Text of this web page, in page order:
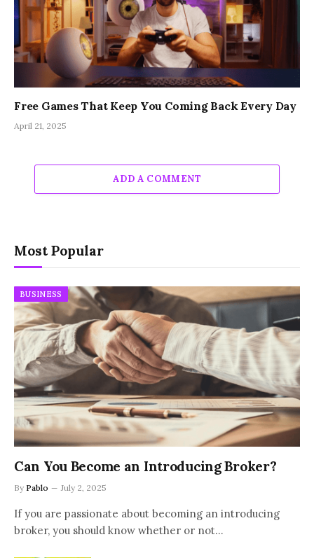
Free Games That Keep You Coming Back Every Day
April 21, 2025
ADD A COMMENT
Most Popular
BUSINESS
Can You Become an Introducing Broker?
By Pablo July 2, 2025
If you are passionate about becoming an introducing
broker, you should know whether or not…